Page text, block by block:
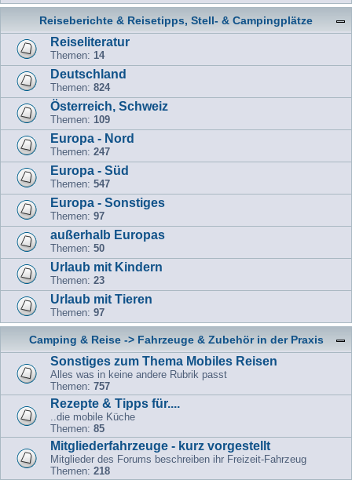
Reiseberichte & Reisetipps, Stell- & Campingplätze
Reiseliteratur
Themen: 14
Deutschland
Themen: 824
Österreich, Schweiz
Themen: 109
Europa - Nord
Themen: 247
Europa - Süd
Themen: 547
Europa - Sonstiges
Themen: 97
außerhalb Europas
Themen: 50
Urlaub mit Kindern
Themen: 23
Urlaub mit Tieren
Themen: 97
Camping & Reise -> Fahrzeuge & Zubehör in der Praxis
Sonstiges zum Thema Mobiles Reisen
Alles was in keine andere Rubrik passt
Themen: 757
Rezepte & Tipps für....
..die mobile Küche
Themen: 85
Mitgliederfahrzeuge - kurz vorgestellt
Mitglieder des Forums beschreiben ihr Freizeit-Fahrzeug
Themen: 218